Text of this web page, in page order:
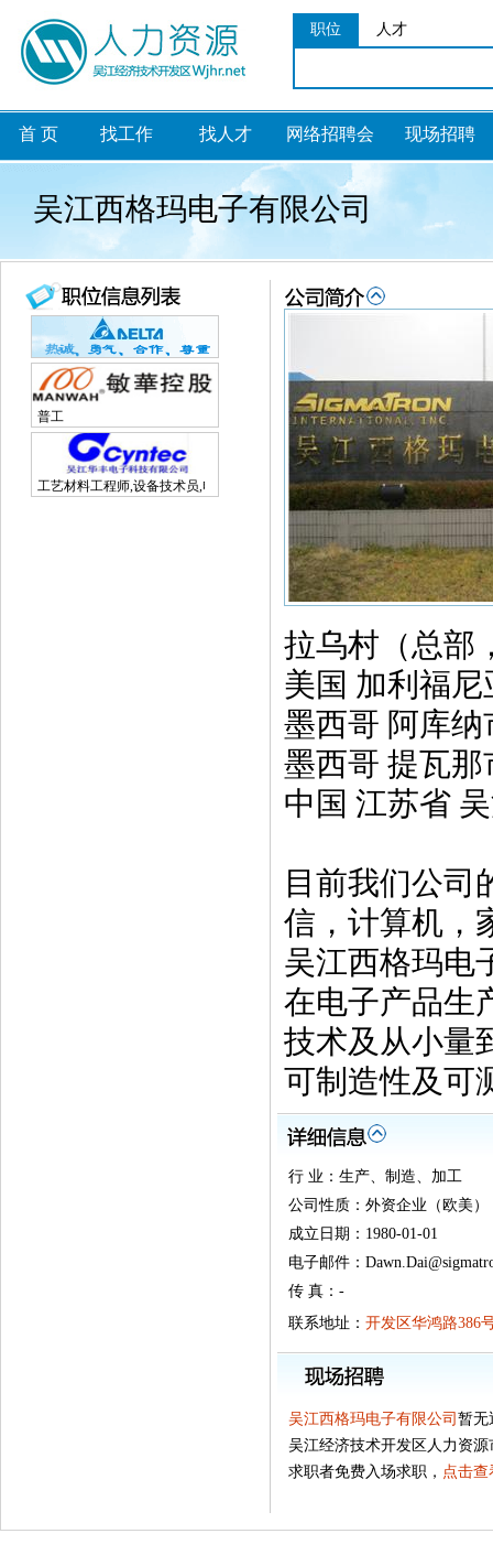
职位 人才
首 页 找工作 找人才 网络招聘会 现场招聘
吴江西格玛电子有限公司
普工
工艺材料工程师,设备技术员,电子研发工程师
拉乌村（总部
美国 加利福
墨西哥 阿库纳
墨西哥 提瓦
中国 江苏省
目前我们公司
信，计算机，
吴江西格玛电
在电子产品生
技术及从小量
可制造性及可
行 业：生产、制造、加工
公司性质：外资企业（欧美）
成立日期：1980-01-01
电子邮件：
传 真：-
联系地址： 开发区华鸿路386
吴江西格玛电子有限公司 暂无
吴江经济技术开发区人力资
求职者免费入场求职， 点击查